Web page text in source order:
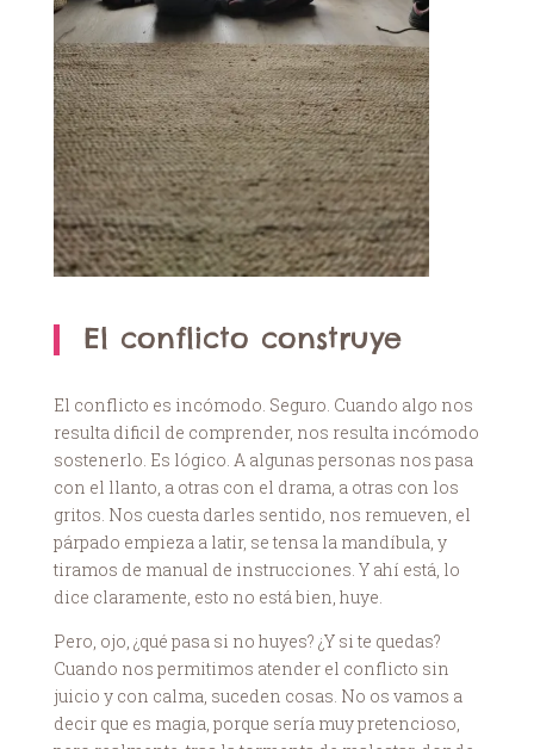
El conflicto construye
El conflicto es incómodo. Seguro. Cuando algo nos
resulta dificil de comprender, nos resulta incómodo
sostenerlo. Es lógico. A algunas personas nos pasa
con el llanto, a otras con el drama, a otras con los
gritos. Nos cuesta darles sentido, nos remueven, el
párpado empieza a latir, se tensa la mandíbula, y
tiramos de manual de instrucciones. Y ahí está, lo
dice claramente, esto no está bien, huye.
Pero, ojo, ¿qué pasa si no huyes? ¿Y si te quedas?
Cuando nos permitimos atender el conflicto sin
juicio y con calma, suceden cosas. No os vamos a
decir que es magia, porque sería muy pretencioso,